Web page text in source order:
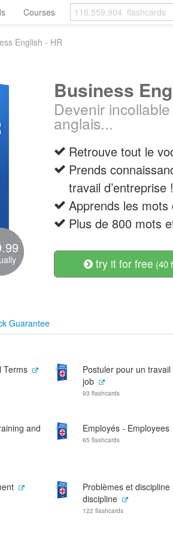
Courses
English - HR
Business
Devenir
anglais...
Retrouve tout le
Prends
travail d’entreprise !
Apprends les mots
Plus de 800 mots
try it for free (40
Guarantee
Terms
Postuler pour un
job
93 flashcards
and
Employés - Employees
65 flashcards
Problèmes et
discipline
122 flashcards